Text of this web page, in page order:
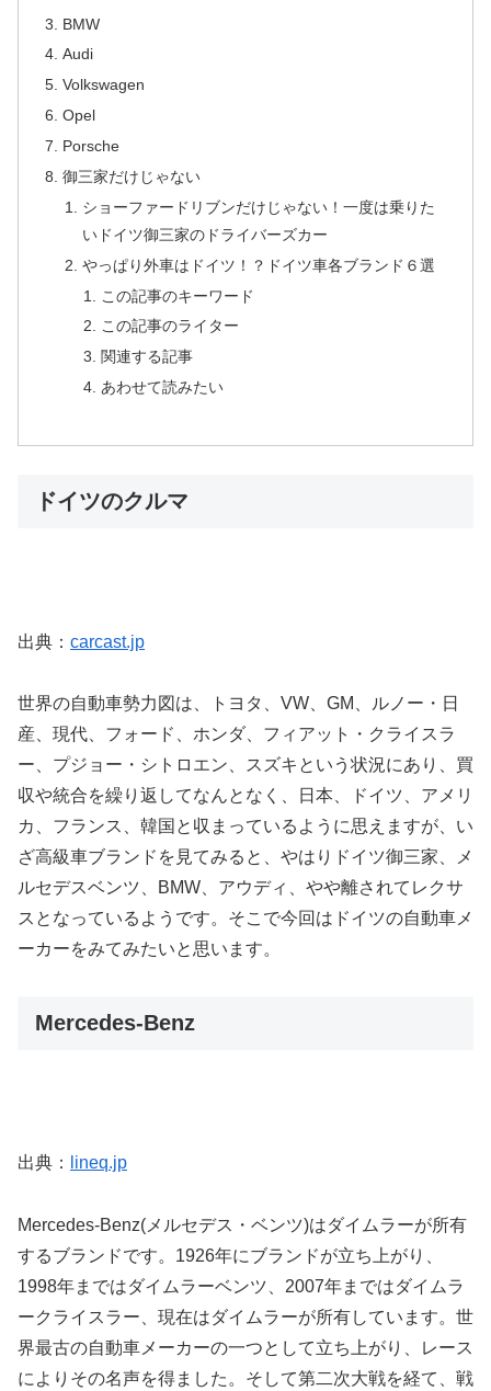
BMW
Audi
Volkswagen
Opel
Porsche
御三家だけじゃない
ショーファードリブンだけじゃない！一度は乗りた
いドイツ御三家のドライバーズカー
やっぱり外車はドイツ！？ドイツ車各ブランド６選
この記事のキーワード
この記事のライター
関連する記事
あわせて読みたい
ドイツのクルマ
出典： carcast.jp
世界の自動車勢力図は、トヨタ、VW、GM、ルノー・日
産、現代、フォード、ホンダ、フィアット・クライスラ
ー、プジョー・シトロエン、スズキという状況にあり、買
収や統合を繰り返してなんとなく、日本、ドイツ、アメリ
カ、フランス、韓国と収まっているように思えますが、い
ざ高級車ブランドを見てみると、やはりドイツ御三家、メ
ルセデスベンツ、BMW、アウディ、やや離されてレクサ
スとなっているようです。そこで今回はドイツの自動車メ
ーカーをみてみたいと思います。
Mercedes-Benz
出典： lineq.jp
Mercedes-Benz(メルセデス・ベンツ)はダイムラーが所有
するブランドです。1926年にブランドが立ち上がり、
1998年まではダイムラーベンツ、2007年まではダイムラ
ークライスラー、現在はダイムラーが所有しています。世
界最古の自動車メーカーの一つとして立ち上がり、レース
によりその名声を得ました。そして第二次大戦を経て、戦